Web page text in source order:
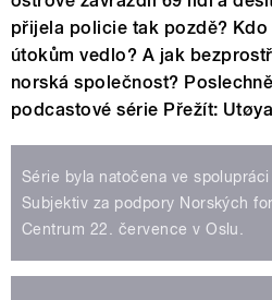
přijela policie tak pozdě?
útokům vedlo? A jak
norská společnost?
podcastové série Přežít:
Série byla natočena ve
Subjektiv za podpory Norských
Centrum 22. července v Oslu.